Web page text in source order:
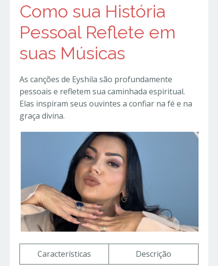
Como sua História
Pessoal Reflete em
suas Músicas
As canções de Eyshila são profundamente
pessoais e refletem sua caminhada espiritual.
Elas inspiram seus ouvintes a confiar na fé e na
graça divina.
Características Descrição